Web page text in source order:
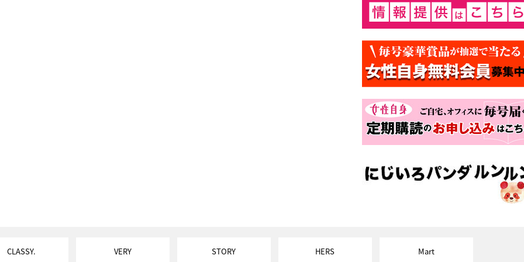
CLASSY. VERY STORY HERS Mart